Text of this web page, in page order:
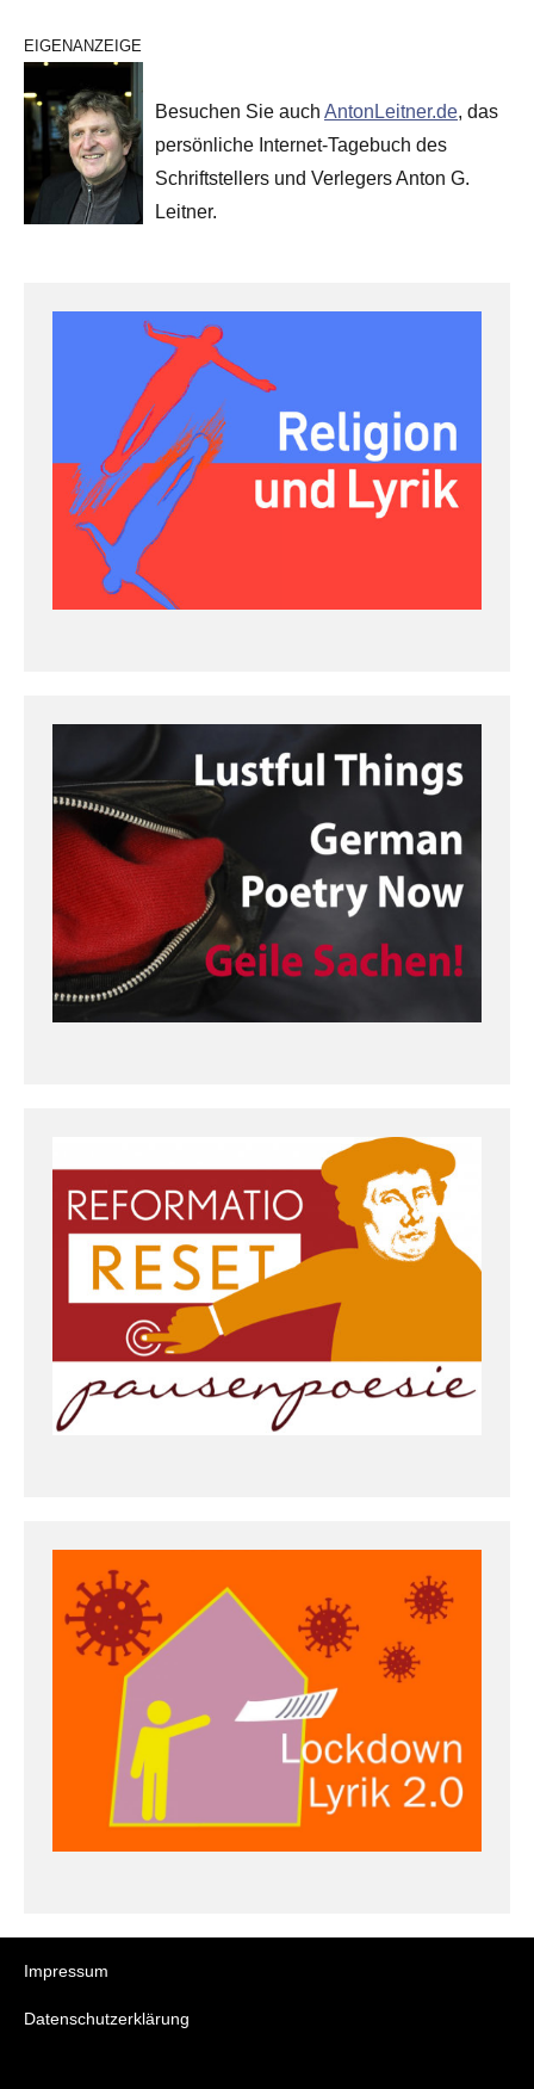
EIGENANZEIGE
Besuchen Sie auch AntonLeitner.de, das
persönliche Internet-Tagebuch des
Schriftstellers und Verlegers Anton G.
Leitner.
Impressum
Datenschutzerklärung